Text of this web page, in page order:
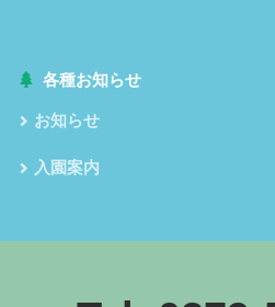
各種お知らせ
お知らせ
入園案内